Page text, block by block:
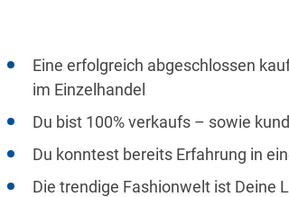
Eine erfolgreich abgeschlossen
im Einzelhandel
Du bist 100% verkaufs – sowie
Du konntest bereits Erfahrung in
Die trendige Fashionwelt ist Deine